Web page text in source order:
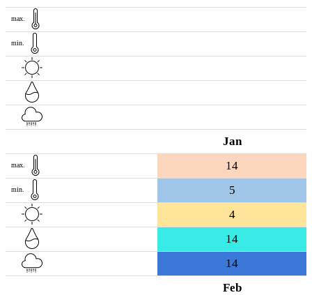
max.
min.
Jan
max. 14
min.
5
4
14
14
Feb